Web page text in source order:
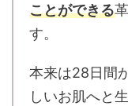
ことができる
す。
本来は28日間
しいお肌へと